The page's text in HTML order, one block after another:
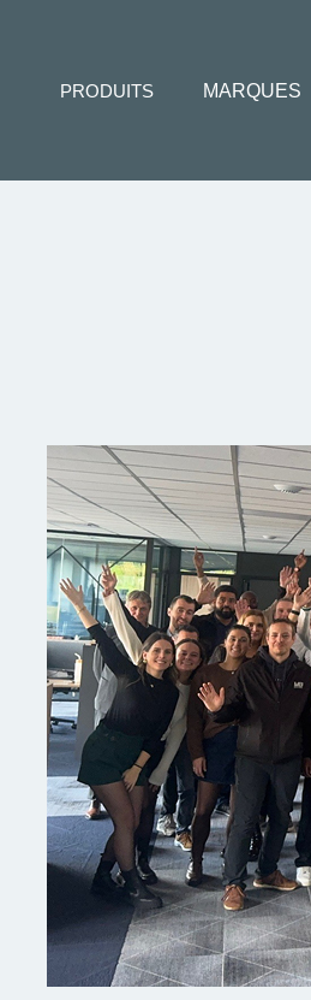
PRODUITS MARQUES